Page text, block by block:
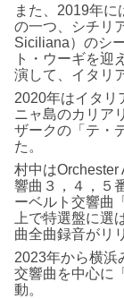
また、2019年に
の一つ、シチリ
Siciliana）のシ
ト・ウーギを迎
演して、イタリ
2020年はイタリ
ニャ島のカリア
ザークの「テ・
た。
村中は
響曲３，４，５
ーベルト交響曲
上で特選盤に
曲全曲録音がリ
2023年から横浜
交響曲を中心に
動。